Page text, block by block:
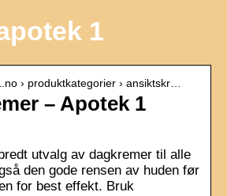
1
› produktkategorier › ansiktskr…
– Apotek 1
utvalg av dagkremer til alle
den gode rensen av huden før
for best effekt. Bruk